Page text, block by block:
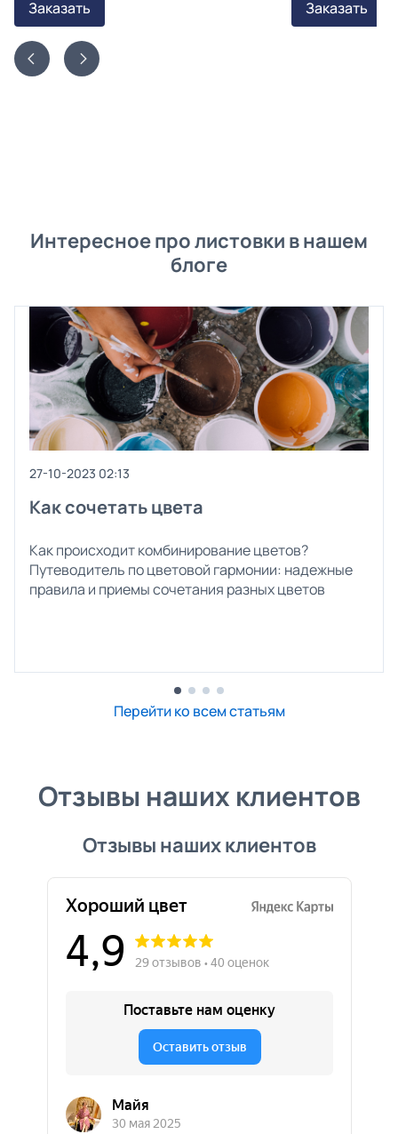
Заказать Заказать
Интересное про листовки в нашем
блоге
27-10-2023 02:13
Как сочетать цвета
Как происходит комбинирование цветов?
Путеводитель по цветовой гармонии: надежные
правила и приемы сочетания разных цветов
Перейти ко всем статьям
Отзывы наших клиентов
Отзывы наших клиентов